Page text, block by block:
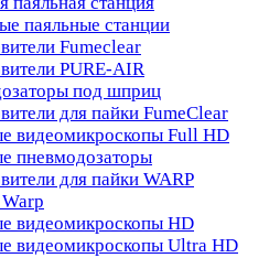
паяльные станции
Fumeclear
PURE-AIR
под шприц
для пайки FumeClear
видеомикроскопы Full HD
пневмодозаторы
для пайки WARP
видеомикроскопы HD
видеомикроскопы Ultra HD